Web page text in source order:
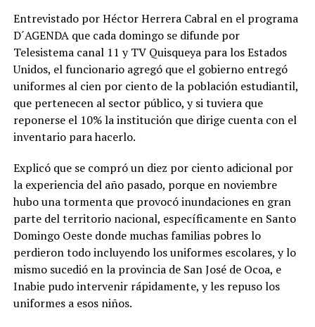
Entrevistado por Héctor Herrera Cabral en el programa
D´AGENDA que cada domingo se difunde por
Telesistema canal 11 y TV Quisqueya para los Estados
Unidos, el funcionario agregó que el gobierno entregó
uniformes al cien por ciento de la población estudiantil,
que pertenecen al sector público, y si tuviera que
reponerse el 10% la institución que dirige cuenta con el
inventario para hacerlo.
Explicó que se compró un diez por ciento adicional por
la experiencia del año pasado, porque en noviembre
hubo una tormenta que provocó inundaciones en gran
parte del territorio nacional, específicamente en Santo
Domingo Oeste donde muchas familias pobres lo
perdieron todo incluyendo los uniformes escolares, y lo
mismo sucedió en la provincia de San José de Ocoa, e
Inabie pudo intervenir rápidamente, y les repuso los
uniformes a esos niños.